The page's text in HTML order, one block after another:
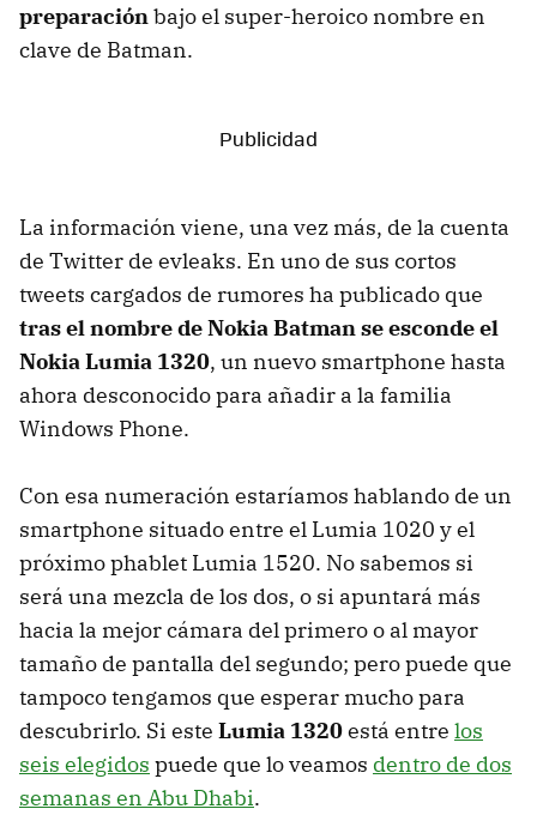
preparaciónbajo el super-heroico nombre en
clave de Batman.
La información viene, una vez más, de la cuenta
de Twitter de evleaks. En uno de sus cortos
tweets cargados de rumores ha publicado que
tras el nombre de Nokia Batman se esconde el
Nokia Lumia 1320, un nuevo smartphone hasta
ahora desconocido para añadir a la familia
Windows Phone.
Con esa numeración estaríamos hablando de un
smartphone situado entre el Lumia 1020 y el
próximo phablet Lumia 1520. No sabemos si
será una mezcla de los dos, o si apuntará más
hacia la mejor cámara del primero o al mayor
tamaño de pantalla del segundo; pero puede que
tampoco tengamos que esperar mucho para
descubrirlo. Si este Lumia 1320está entre los
seis elegidos puede que lo veamos dentro de dos
semanas en Abu Dhabi.